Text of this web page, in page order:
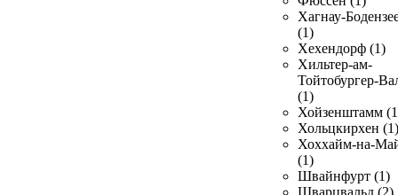
Хагнау-
(1)
Хехендорф (1)
Хильтер-ам-
Тойтобургер-
(1)
Хойзенштамм
Хольцкирхен (1)
Хоххайм-на-
(1)
Швайнфурт (1)
Шварцвальд (2)